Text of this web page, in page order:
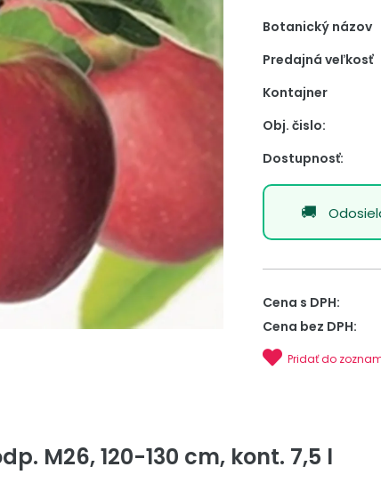
Botanický názov
Predajná veľkosť
Kontajner
Obj. čislo:
Dostupnosť:
Cena s DPH:
Cena bez DPH:
Pridať do
M26, 120-130 cm, kont. 7,5 l